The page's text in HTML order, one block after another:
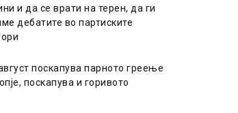
и да се врати на терен, да ги
дебатите во партиските
поскапува парното греење
поскапува и горивото